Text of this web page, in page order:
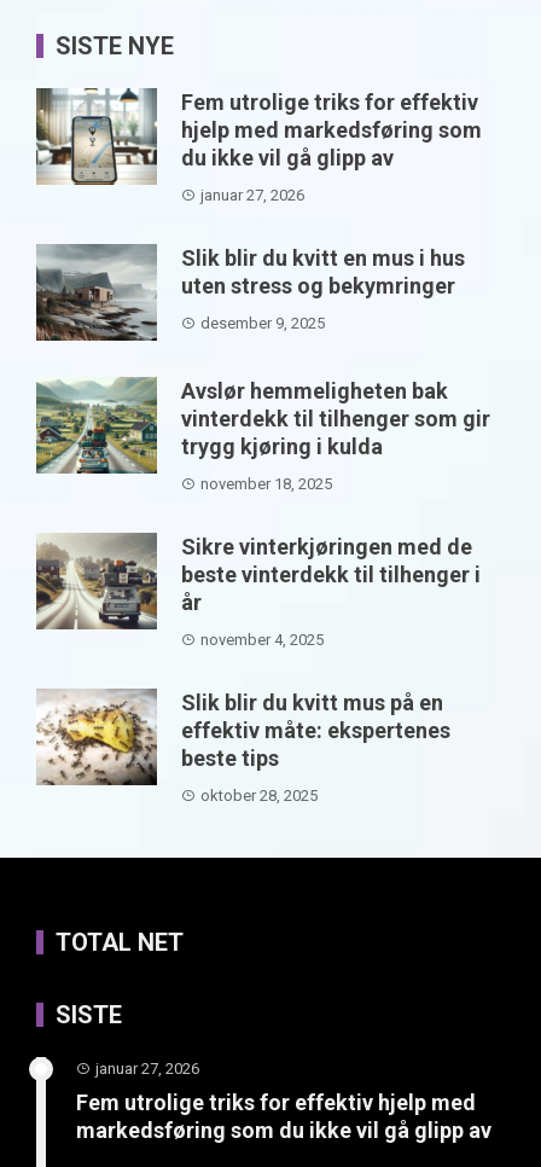
SISTE NYE
Fem utrolige triks for effektiv
hjelp med markedsføring som
du ikke vil gå glipp av
januar 27, 2026
Slik blir du kvitt en mus i hus
uten stress og bekymringer
desember 9, 2025
Avslør hemmeligheten bak
vinterdekk til tilhenger som gir
trygg kjøring i kulda
november 18, 2025
Sikre vinterkjøringen med de
beste vinterdekk til tilhenger i
år
november 4, 2025
Slik blir du kvitt mus på en
effektiv måte: ekspertenes
beste tips
oktober 28, 2025
TOTAL NET
SISTE
januar 27, 2026
Fem utrolige triks for effektiv hjelp med
markedsføring som du ikke vil gå glipp av